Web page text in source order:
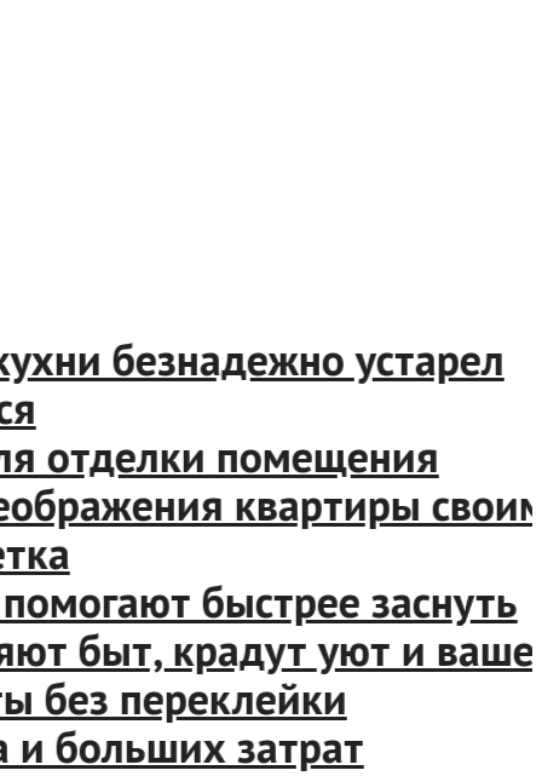
безнадежно устарел
помещения
квартиры
быстрее заснуть
быт, крадут уют и ваше
переклейки
затрат